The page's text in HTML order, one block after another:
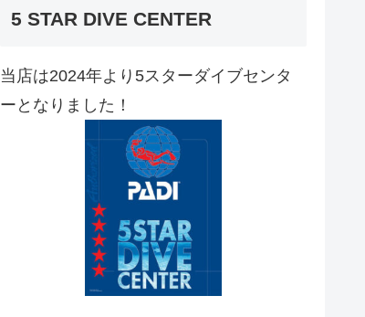
5 STAR DIVE CENTER
当店は2024年より5スターダイブセンタ
ーとなりました！